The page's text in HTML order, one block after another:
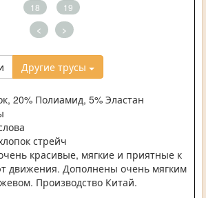
18
19
< >
Другие трусы
20% Полиамид, 5% Эластан
стрейч
красивые, мягкие и приятные к
движения. Дополнены очень мягким
Производство Китай.